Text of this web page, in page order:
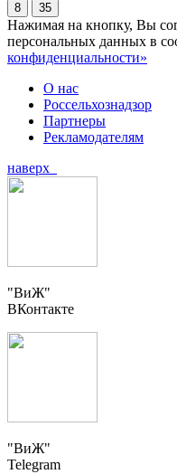
8 35
Нажимая на кнопку, Вы
персональных данных в
конфиденциальности»
О нас
Россельхознадзор
Партнеры
Рекламодателям
наверх
"ВиЖ"
ВКонтакте
"ВиЖ"
Telegram